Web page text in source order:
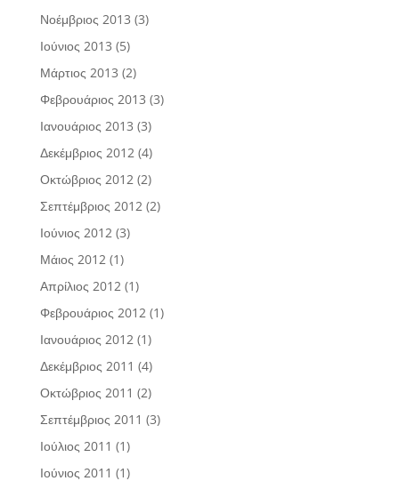
Νοέμβριος 2013 (3)
Ιούνιος 2013 (5)
Μάρτιος 2013 (2)
Φεβρουάριος 2013 (3)
Ιανουάριος 2013 (3)
Δεκέμβριος 2012(4)
Οκτώβριος 2012(2)
Σεπτέμβριος 2012(2)
Ιούνιος 2012(3)
Μάιος 2012(1)
Απρίλιος 2012(1)
Φεβρουάριος 2012(1)
Ιανουάριος 2012(1)
Δεκέμβριος 2011 (4)
Οκτώβριος 2011 (2)
Σεπτέμβριος 2011 (3)
Ιούλιος 2011 (1)
Ιούνιος 2011 (1)